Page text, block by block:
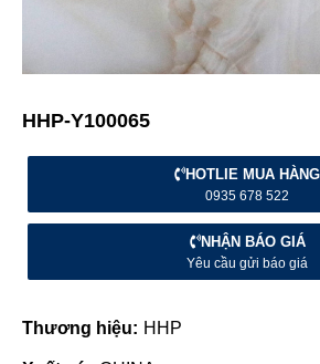
HHP-Y100065
HOTLIE MUA HÀNG
0935 678 522
NHẬN BÁO GIÁ
Yêu cầu gửi báo giá
Thương hiệu: HHP